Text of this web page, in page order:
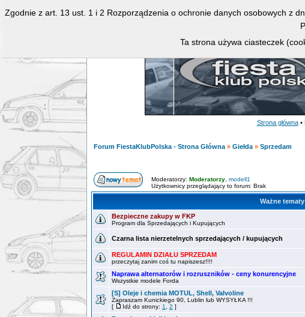
Strona główna •
Forum FiestaKlubPolska - Strona Główna » Giełda » Sprzedam
Moderatorzy: Moderatorzy modell1
Użytkownicy przeglądający to forum: Brak
Ważne tematy
Bezpieczne zakupy w FKP
Program dla Sprzedających i Kupujących
Czarna lista nierzetelnych sprzedających / kupujących
REGULAMIN DZIAŁU SPRZEDAM
przeczytaj zanim coś tu napiszesz!!!!
Naprawa alternatorów i rozruszników - ceny konurencyjne
Wszystkie modele Forda
[S] Oleje i chemia MOTUL, Shell, Valvoline
Zapraszam Kunickiego 90, Lublin lub WYSYŁKA !!!
[
Idź do strony: 1 2 ]
Zgodnie z art. 13 ust. 1 i 2 Rozporządzenia o ochronie danych osobowych z
Ta strona używa ciasteczek